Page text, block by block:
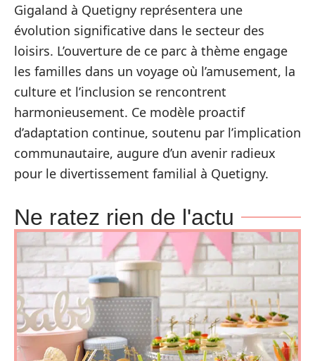
Gigaland à Quetigny représentera une
évolution significative dans le secteur des
loisirs. L’ouverture de ce parc à thème engage
les familles dans un voyage où l’amusement, la
culture et l’inclusion se rencontrent
harmonieusement. Ce modèle proactif
d’adaptation continue, soutenu par l’implication
communautaire, augure d’un avenir radieux
pour le divertissement familial à Quetigny.
Ne ratez rien de l'actu